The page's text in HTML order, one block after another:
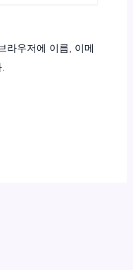
라우저에 이름, 이메